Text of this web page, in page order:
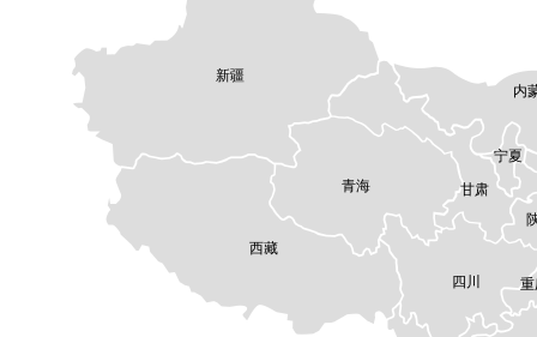
新疆
西藏
甘肃
青海
内
四川
宁夏